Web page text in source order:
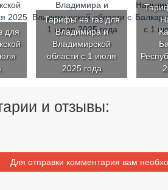
для
Тарифы на газ для
Владимира и
Владимирской
области с 1 июля
2025 года
и отзывы:
Для отправки комментария вам